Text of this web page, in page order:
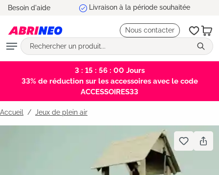
principal
Besoin d'aide 5 ans de garantie
Nous contacter
3 : 15 : 55 : 59Jours
33% de réduction sur les accessoires avec le code
ACCESSOIRES33
Accueil Jeux de plein air